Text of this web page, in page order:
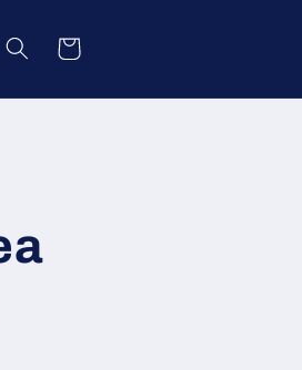
Coș